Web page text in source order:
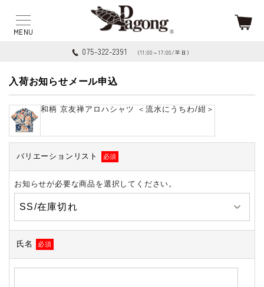
075-322-2391 （11:00～17:00/平日）
入荷お知らせメール申込
和柄 京友禅アロハシャツ ＜流水にうちわ/紺＞
バリエーションリスト 必須
お知らせが必要な商品を選択してください。
氏名 必須